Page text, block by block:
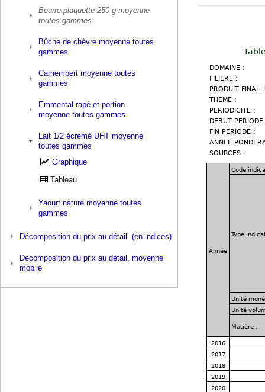
Beurre plaquette 250 g moyenne
toutes gammes
Bûche de chèvre moyenne toutes
gammes
Camembert moyenne toutes
gammes
Emmental rapé et portion
moyenne toutes gammes
Lait 1/2 écrémé UHT moyenne
toutes gammes
Graphique
Tableau
Yaourt nature moyenne toutes
gammes
Décomposition du prix au détail (en indices)
Décomposition du prix au détail, moyenne
mobile